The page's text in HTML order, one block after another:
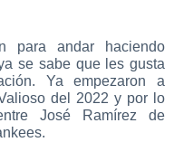
para andar haciendo
se sabe que les gusta
Ya empezaron a
del 2022 y por lo
José Ramírez de